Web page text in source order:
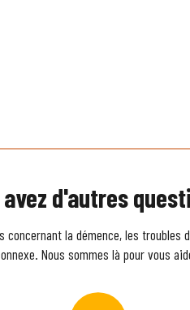
avez d'autres
concernant la démence, les troubles
Nous sommes là pour vous